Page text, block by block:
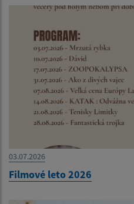
03.07.2026
Filmové leto 2026